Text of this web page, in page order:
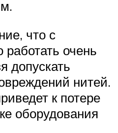
что с
очень
допускать
нитей.
к потере
оборудования